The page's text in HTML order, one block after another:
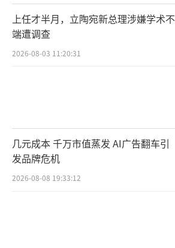
上任才半月，立陶宛新总理涉嫌学术不
端遭调查
2026-08-03 11:20:31
几元成本 千万市值蒸发 AI广告翻车引
发品牌危机
2026-08-08 19:33:12